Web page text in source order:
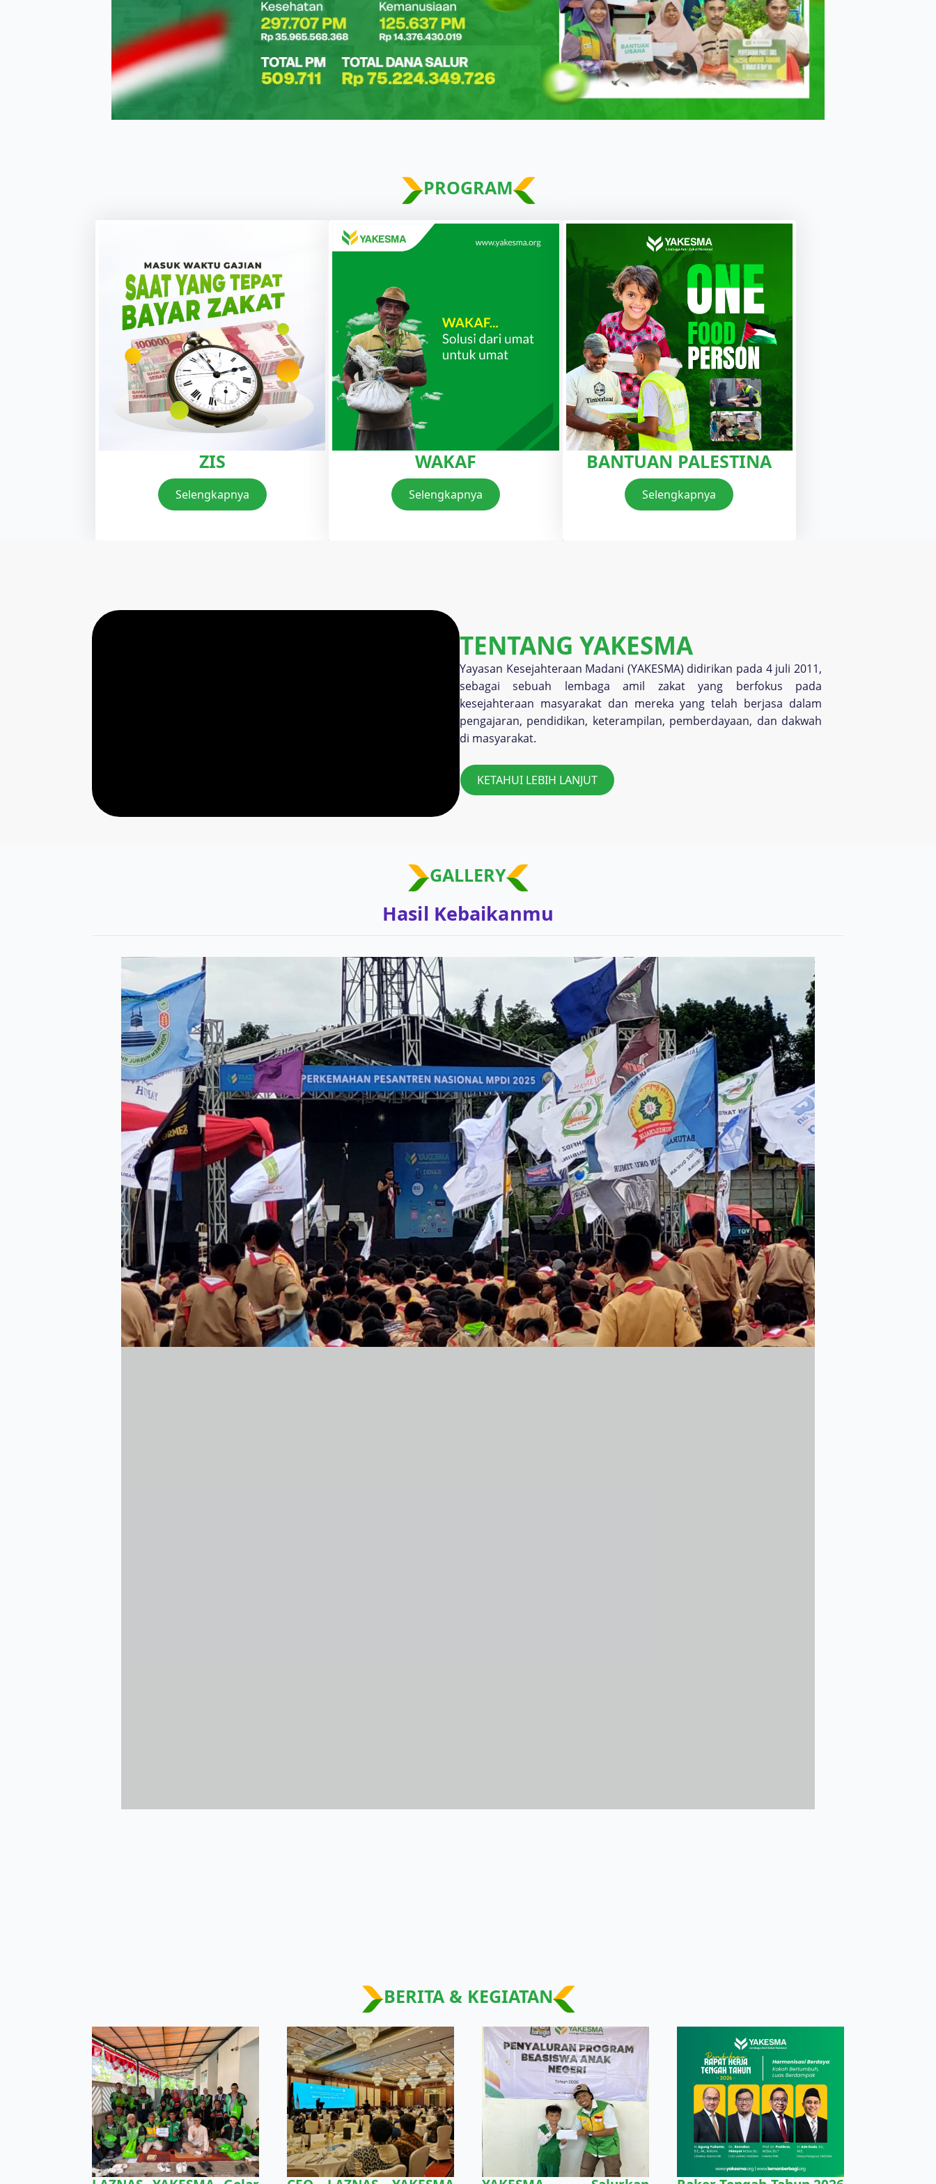
PROGRAM
ZIS
Selengkapnya
WAKAF
Selengkapnya
BANTUAN PALESTINA
Selengkapnya
TENTANG YAKESMA
Yayasan Kesejahteraan Madani (YAKESMA) didirikan pada 4 juli 2011,
sebagai sebuah lembaga amil zakat yang berfokus pada
kesejahteraan masyarakat dan mereka yang telah berjasa dalam
pengajaran, pendidikan, keterampilan, pemberdayaan, dan dakwah
di masyarakat.
KETAHUI LEBIH LANJUT
GALLERY
Hasil Kebaikanmu
BERITA & KEGIATAN